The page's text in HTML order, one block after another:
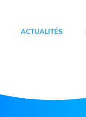
ACTUALITÉS